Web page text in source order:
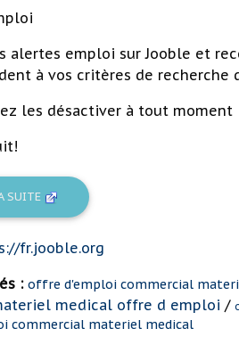
alertes emploi sur Jooble et
à vos critères de
les désactiver à tout moment
SUITE
fr.jooble.org
: offre d'emploi commercial
medical offre d emploi /
commercial materiel medical